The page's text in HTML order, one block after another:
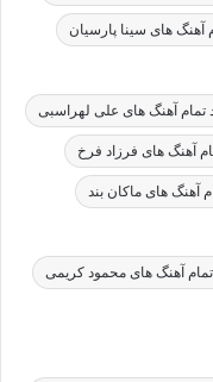
آهنگ های سینا پارسیان
تمام آهنگ های علی لهراسبی
آهنگ های فرزاد فرخ
آهنگ های ماکان بند
تمام آهنگ های محمود کریمی